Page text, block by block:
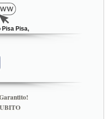
Pisa Pisa,